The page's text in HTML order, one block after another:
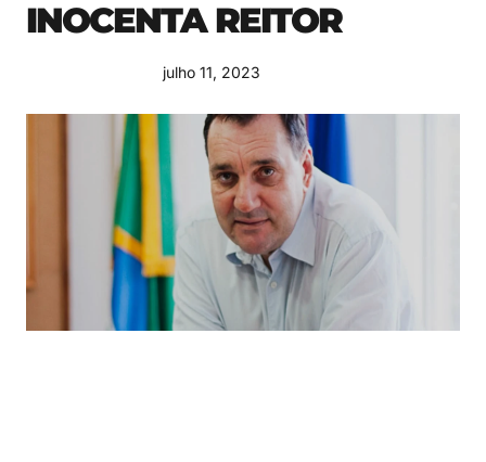
INOCENTA REITOR
julho 11, 2023